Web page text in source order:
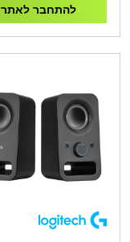
להתחבר לאתר